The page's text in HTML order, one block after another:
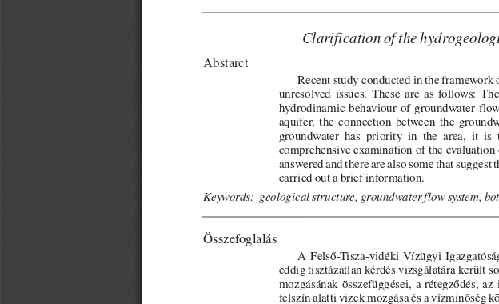
Clarification of the
Abstarct
Recent study conducted in the
unresolved  issues.  These  are  as  follows:
hydrodinamic  behaviour  of  groundwater
aquifer,  the  connection  between  the
groundwater  has  priority  in  the  area,  it  is
comprehensive examination of the
answered and there are also some that
carried out a brief information.
Keywords:  geological structure, groundwater flow system,
Összefoglalás
A  Felső-Tisza-vidéki  Vízügyi
eddig tisztázatlan kérdés vizsgálatára került
mozgásának összefüggései, a rétegződés,
felszín alatti vizek mozgása és a vízminőség